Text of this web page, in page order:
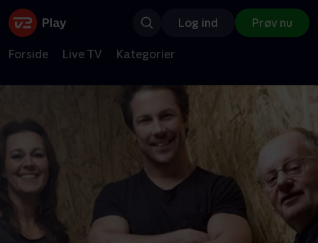
Log ind Prøv nu
Forside Live TV Kategorier